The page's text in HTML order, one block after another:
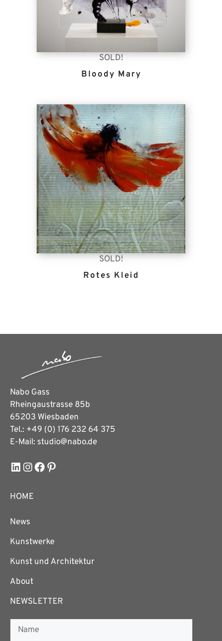
SOLD!
Bloody Mary
SOLD!
Rotes Kleid
Nabo Gass
Rheingaustrasse 85b
65203 Wiesbaden
Tel.: +49 (0) 176 232 64 375
E-Mail: studio@nabo.de
LinkedIn
Instagram
Facebook
Pinterest
HOME
News
Kunstwerke
Kunst und Architektur
About
NEWSLETTER